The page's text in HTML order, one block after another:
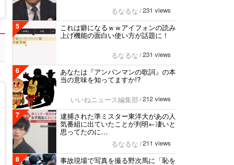
るなるな / 231 views
5
これは癖になるｗｗアイフォンの読み
上げ機能の面白い使い方が話題に！
るなるな / 231 views
6
あなたは『アンパンマンの歌詞』の本
当の意味を知ってますか!?
いいねニュース編集部 / 212 views
7
逮捕された準ミスター東洋大があの人
気番組に出ていたことが判明←凄いと
思ってたのに…
るなるな / 211 views
8
事故現場で写真を撮る野次馬に「恥を